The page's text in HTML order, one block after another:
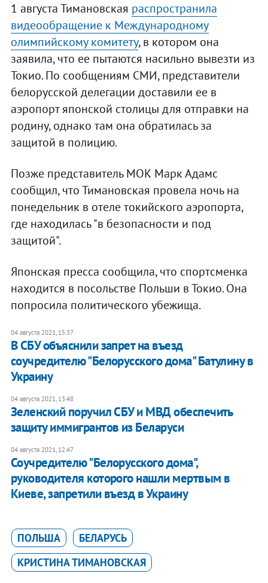
1 августа Тимановская распространила
видеообращение к Международному
олимпийскому комитету, в котором она
заявила, что ее пытаются насильно вывезти из
Токио. По сообщениям СМИ, представители
белорусской делегации доставили ее в
аэропорт японской столицы для отправки на
родину, однако там она обратилась за
защитой в полицию.
Позже представитель МОК Марк Адамс
сообщил, что Тимановская провела ночь на
понедельник в отеле токийского аэропорта,
где находилась "в безопасности и под
защитой".
Японская пресса сообщила, что спортсменка
находится в посольстве Польши в Токио. Она
попросила политического убежища.
04 августа 2021, 15:37
В СБУ объяснили запрет на въезд
соучредителю "Белорусского дома" Батулину в
Украину
04 августа 2021, 13:48
Зеленский поручил СБУ и МВД обеспечить
защиту иммигрантов из Беларуси
04 августа 2021, 12:47
Соучредителю "Белорусского дома",
руководителя которого нашли мертвым в
Киеве, запретили въезд в Украину
ПОЛЬША
БЕЛАРУСЬ
КРИСТИНА ТИМАНОВСКАЯ